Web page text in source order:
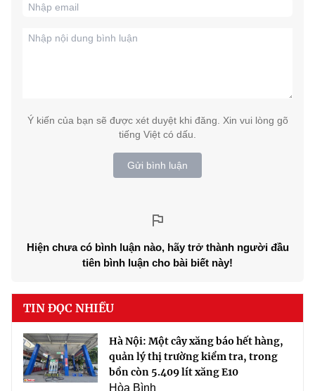
Ý kiến của bạn sẽ được xét duyệt khi đăng. Xin vui lòng gõ
tiếng Việt có dấu.
Gửi bình luận
Hiện chưa có bình luận nào, hãy trở thành người đầu
tiên bình luận cho bài biết này!
TIN ĐỌC NHIỀU
Hà Nội: Một cây xăng báo hết hàng,
quản lý thị trường kiểm tra, trong
bồn còn 5.409 lít xăng E10
Hòa Bình